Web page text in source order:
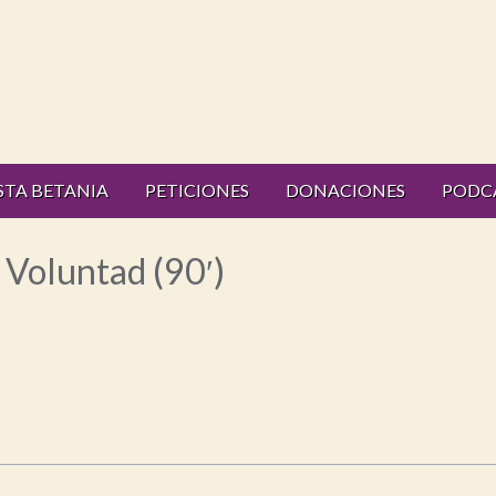
BETANIA PETICIONES DONACIONES
(90′)